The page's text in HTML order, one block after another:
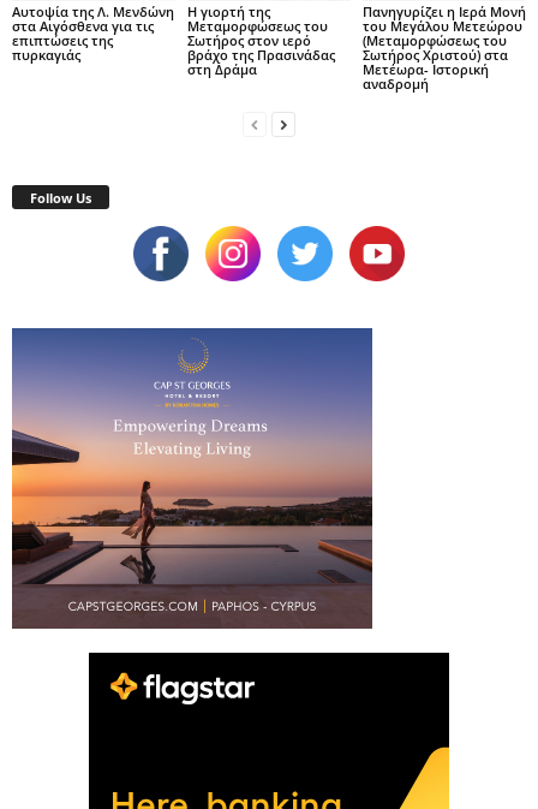
Αυτοψία της Λ. Μενδώνη
στα Αιγόσθενα για τις
επιπτώσεις της
πυρκαγιάς
Η γιορτή της
Μεταμορφώσεως του
Σωτήρος στον ιερό
βράχο της Πρασινάδας
στη Δράμα
Πανηγυρίζει η Ιερά Μονή
του Μεγάλου Μετεώρου
(Μεταμορφώσεως του
Σωτήρος Χριστού) στα
Μετέωρα- Ιστορική
αναδρομή
Follow Us